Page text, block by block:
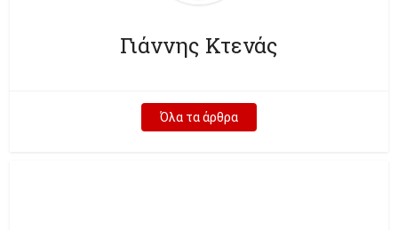
Γιάννης Κτενάς
Όλα τα άρθρα